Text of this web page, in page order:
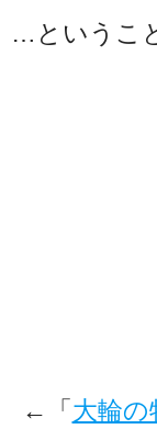
…というこ
←「大輪の